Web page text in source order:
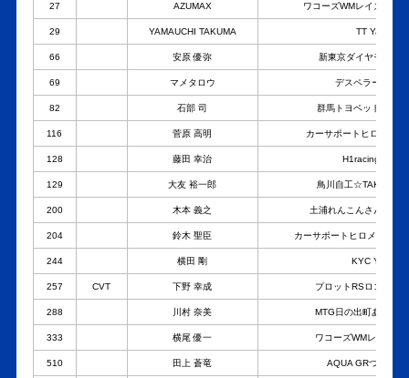
27 AZUMAX ワコーズWMレイズTスポ
29 YAMAUCHI TAKUMA TT Yaris
66 安原 優弥 新東京ダイヤモンド
69 マメタロウ デスペラード
82 石部 司 群馬トヨペットRiNoa
116 菅原 高明 カーサポートヒロML制
128 藤田 幸治 H1racing Yaris
129 大友 裕一郎 鳥川自工
200 木本 義之 土浦れんこんさんチー
204 鈴木 聖臣 カーサポートヒロメイク開
244 横田 剛 KYC Yaris
257 CVT 下野 幸成 プロットRSロゴス
288 川村 奈美 MTG日の出町あらか
333 横尾 優一 ワコーズWMレイズ
510 田上 蒼竜 AQUA GRつくば